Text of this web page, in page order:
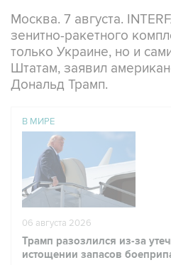
Москва. 7 августа.
зенитно-ракетного
только Украине, но и
Штатам, заявил
Дональд Трамп.
В МИРЕ
06 августа 2026
Трамп разозлился из-за
истощении запасов